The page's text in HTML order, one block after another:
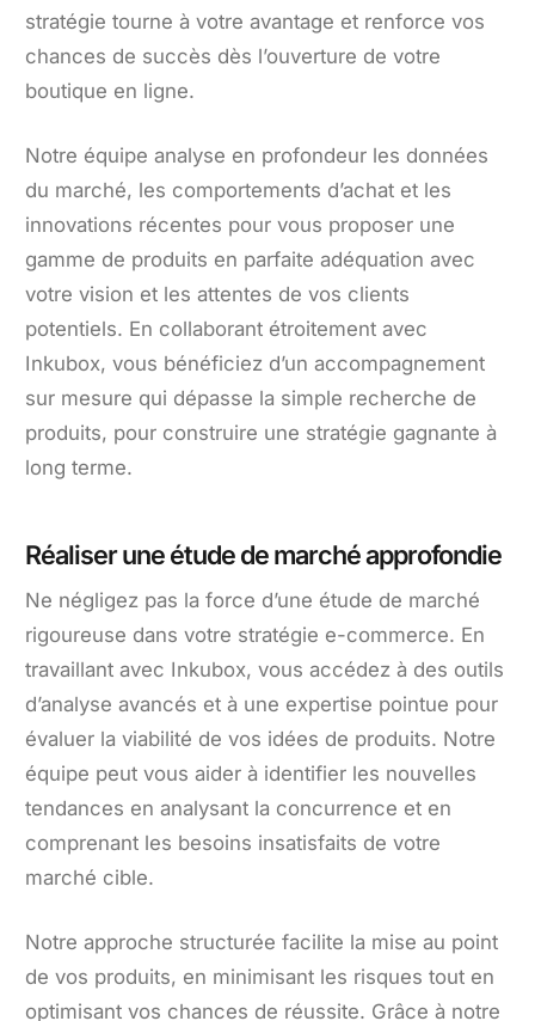
stratégie tourne à votre avantage et renforce vos
chances de succès dès l’ouverture de votre
boutique en ligne.
Notre équipe analyse en profondeur les données
du marché, les comportements d’achat et les
innovations récentes pour vous proposer une
gamme de produits en parfaite adéquation avec
votre vision et les attentes de vos clients
potentiels. En collaborant étroitement avec
Inkubox, vous bénéficiez d’un accompagnement
sur mesure qui dépasse la simple recherche de
produits, pour construire une stratégie gagnante à
long terme.
Réaliser une étude de marché approfondie
Ne négligez pas la force d’une étude de marché
rigoureuse dans votre stratégie e-commerce. En
travaillant avec Inkubox, vous accédez à des outils
d’analyse avancés et à une expertise pointue pour
évaluer la viabilité de vos idées de produits. Notre
équipe peut vous aider à identifier les nouvelles
tendances en analysant la concurrence et en
comprenant les besoins insatisfaits de votre
marché cible.
Notre approche structurée facilite la mise au point
de vos produits, en minimisant les risques tout en
optimisant vos chances de réussite. Grâce à notre